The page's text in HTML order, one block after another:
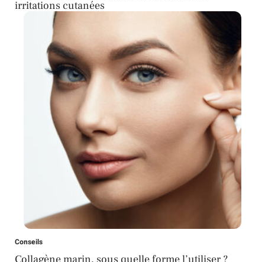
irritations cutanées
Conseils
Collagène marin, sous quelle forme l’utiliser ?